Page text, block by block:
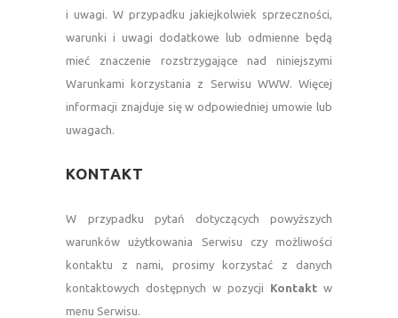
i uwagi. W przypadku jakiejkolwiek sprzeczności,
warunki i uwagi dodatkowe lub odmienne będą
mieć znaczenie rozstrzygające nad niniejszymi
Warunkami korzystania z Serwisu WWW. Więcej
informacji znajduje się w odpowiedniej umowie lub
uwagach.
KONTAKT
W przypadku pytań dotyczących powyższych
warunków użytkowania Serwisu czy możliwości
kontaktu z nami, prosimy korzystać z danych
kontaktowych dostępnych w pozycji Kontakt w
menu Serwisu.